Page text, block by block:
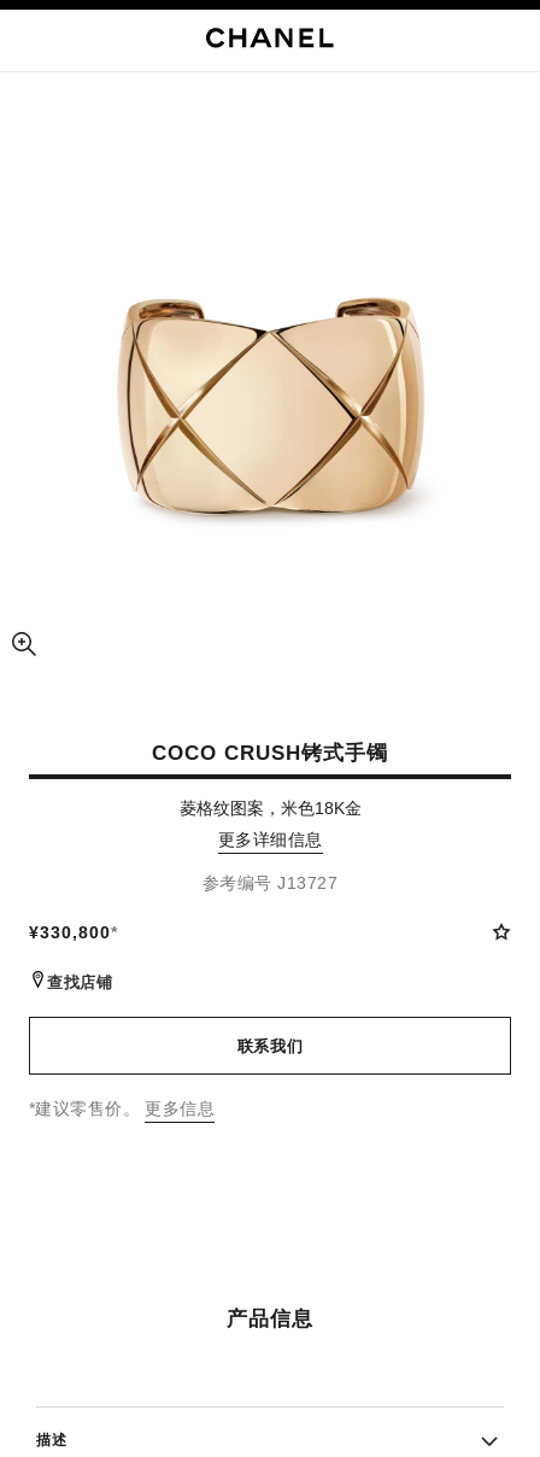
放大视图
COCO CRUSH铐式手镯
菱格纹图案，米色18K金
更多详细信息
参考编号 J13727
¥330,800*
查找店铺
联系我们
↩
*建议零售价。 更多信息
产品信息
描述